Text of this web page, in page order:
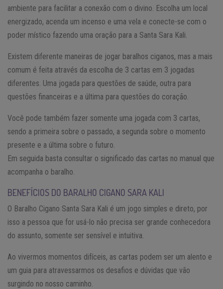
ambiente para facilitar a conexão com o divino. Escolha um local
energizado, acenda um incenso e uma vela e conecte-se com o
poder místico fazendo uma oração para a Santa Sara Kali.
Existem diferente maneiras de jogar baralhos ciganos, mas a mais
comum é feita através da escolha de 3 cartas em 3 jogadas
diferentes. Uma jogada para questões de saúde, outra para
questões financeiras e a última para questões do coração.
Você pode também fazer somente uma jogada com 3 cartas,
sendo a primeira sobre o passado, a segunda sobre o momento
presente e a última sobre o futuro.
Em seguida basta consultar o significado das cartas no manual que
acompanha o baralho.
BENEFÍCIOS DO BARALHO CIGANO SARA KALI
O Baralho Cigano Santa Sara Kali é um jogo simples e direto, por
isso a pessoa que for usá-lo não precisa ser grande conhecedora
do assunto, somente ser sensível e intuitiva.
Ao vivermos momentos difíceis, as cartas podem ser um alento e
um guia para atravessarmos os desafios e dúvidas que vão
surgindo no nosso caminho.